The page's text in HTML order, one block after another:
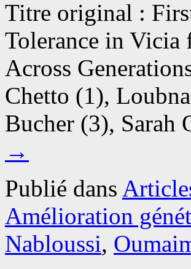
Titre original :
Tolerance in Vicia
Across
Chetto (1),
Bucher (3),
→
Publié dans
Amélioration
Nabloussi,